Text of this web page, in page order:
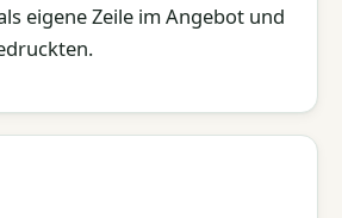
eigene Zeile im Angebot und